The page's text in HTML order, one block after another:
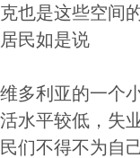
克也是这些空间
居民如是说
维多利亚的一个
活水平较低，失
民们不得不为自